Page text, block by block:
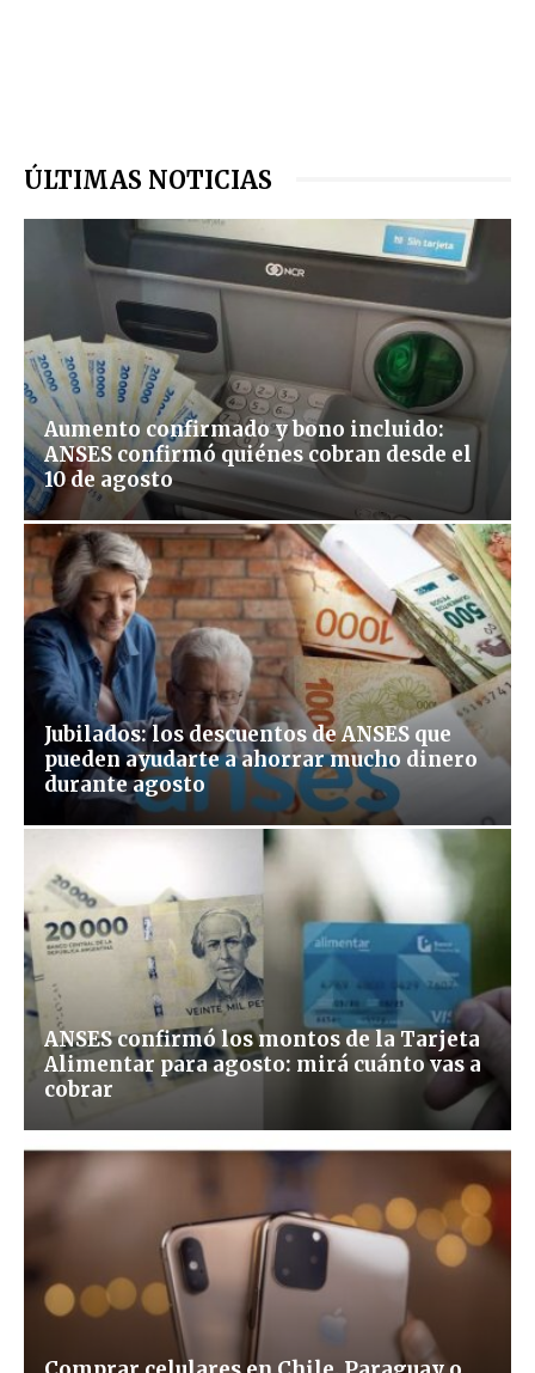
ÚLTIMAS NOTICIAS
Aumento confirmado y bono incluido:
ANSES confirmó quiénes cobran desde el
10 de agosto
Jubilados: los descuentos de ANSES que
pueden ayudarte a ahorrar mucho dinero
durante agosto
ANSES confirmó los montos de la Tarjeta
Alimentar para agosto: mirá cuánto vas a
cobrar